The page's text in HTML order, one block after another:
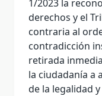
1/2023 la
derechos y el
contraria al
contradicción
retirada
la ciudadanía a
de la legalidad